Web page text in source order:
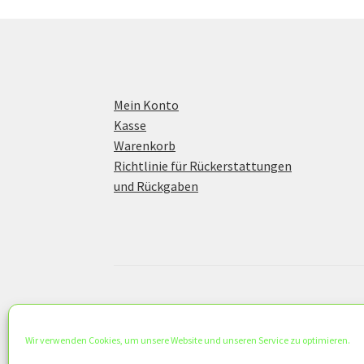
Wir verwenden Cookies, um unsere Website und unseren Service zu optimieren.
Mein Konto
Kasse
Warenkorb
Richtlinie für Rückerstattungen
und Rückgaben
© KS Concept 2026